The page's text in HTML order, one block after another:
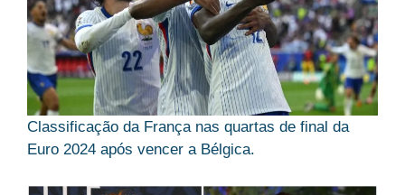
Classificação da França nas quartas de final da
Euro 2024 após vencer a Bélgica.